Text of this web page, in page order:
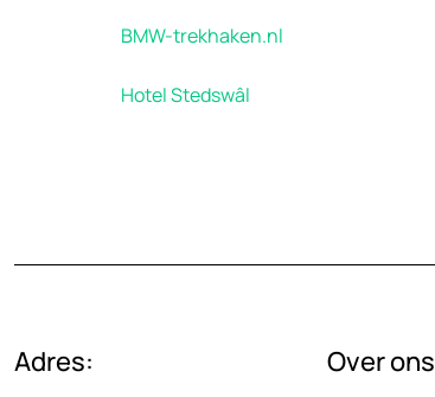
BMW-trekhaken.nl
Hotel Stedswâl
Adres: Over ons